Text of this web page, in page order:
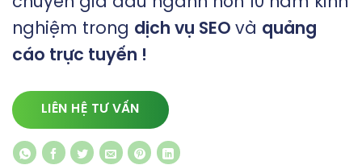
nghiệm trong dịch vụ SEO và quảng
cáo trực tuyến !
LIÊN HỆ TƯ VẤN